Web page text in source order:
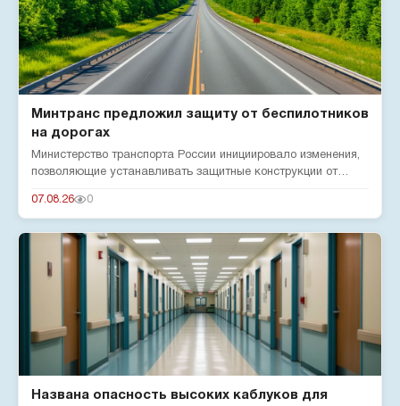
Минтранс предложил защиту от беспилотников
на дорогах
Министерство транспорта России инициировало изменения,
позволяющие устанавливать защитные конструкции от
07.08.26 0
Названа опасность высоких каблуков для